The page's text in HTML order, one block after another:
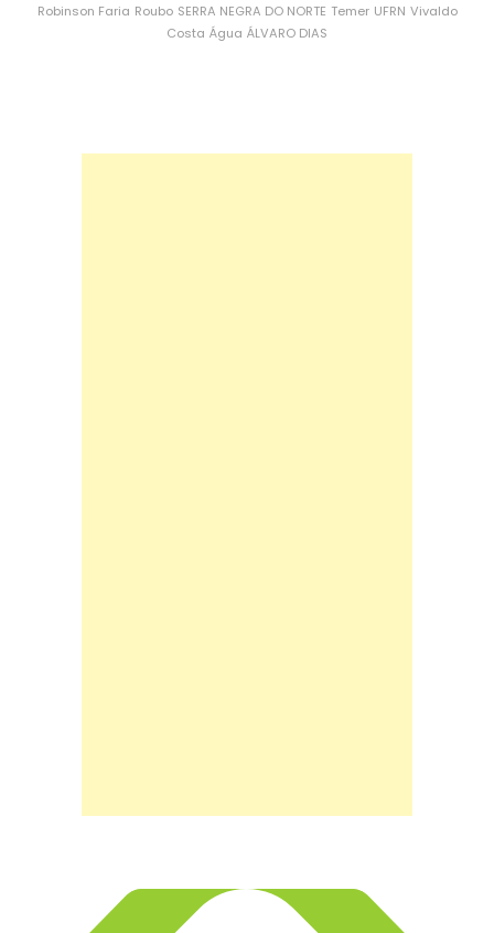
Robinson Faria Roubo SERRA NEGRA DO NORTE Temer UFRN Vivaldo
Costa Água ÁLVARO DIAS